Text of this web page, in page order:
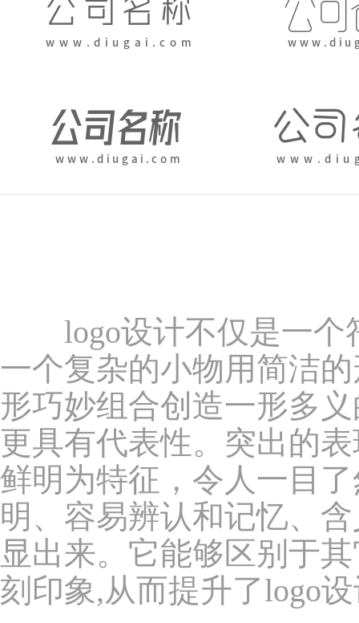
logo设计不仅是一个
一个复杂的小物用简洁
形巧妙组合创造一形多
更具有代表性。突出的
鲜明为特征，令人一目
明、容易辨认和记忆、
显出来。它能够区别于
刻印象,从而提升了logo